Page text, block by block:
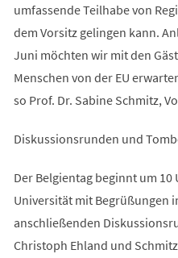
umfassende Teilhabe von
dem Vorsitz gelingen kann.
Juni möchten wir mit den
Menschen von der EU
so Prof. Dr. Sabine Schmitz,
Diskussionsrunden und
Der Belgientag beginnt um 10
Universität mit Begrüßungen
anschließenden
Christoph Ehland und